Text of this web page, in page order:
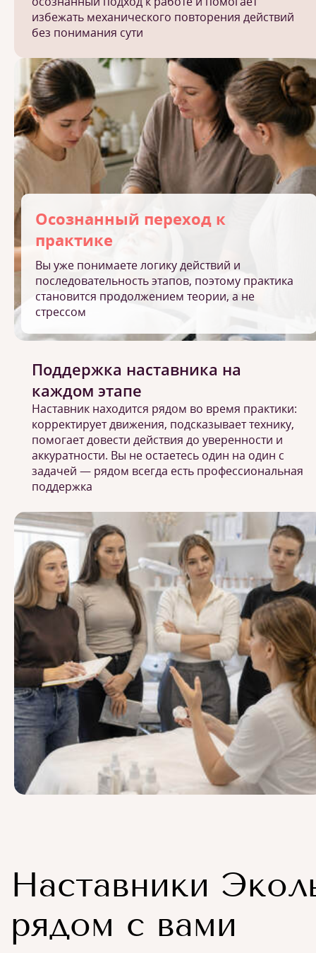
избежать механического повторения действий
без понимания сути
Осознанный переход к
практике
Вы уже понимаете логику действий и
последовательность этапов, поэтому практика
становится продолжением теории, а не
стрессом
Поддержка наставника на
каждом этапе
Наставник находится рядом во время практики:
корректирует движения, подсказывает технику,
помогает довести действия до уверенности и
аккуратности. Вы не остаетесь один на один с
задачей — рядом всегда есть профессиональная
поддержка
Наставники
рядом с вами